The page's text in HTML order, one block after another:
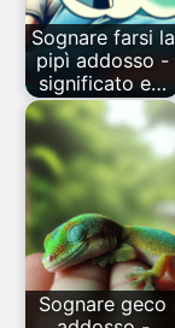
Sognare farsi la
pipì addosso -
significato e…
Sognare geco